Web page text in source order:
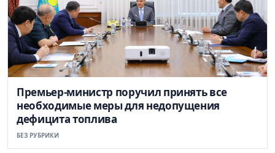
Премьер-министр поручил принять все
необходимые меры для недопущения
дефицита топлива
БЕЗ РУБРИКИ